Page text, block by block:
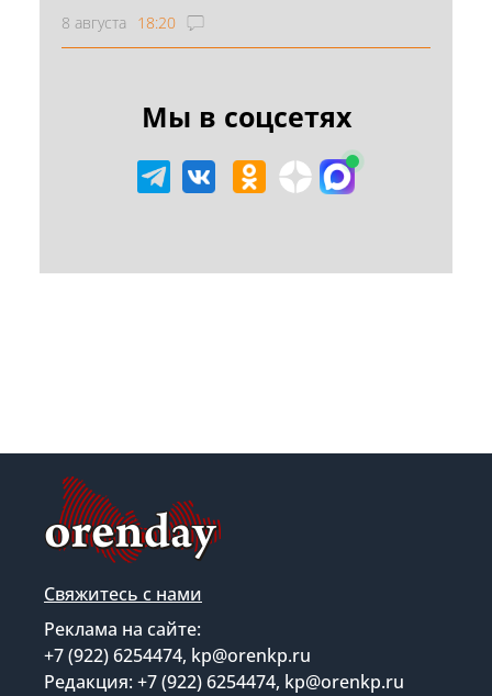
8 августа 18:20
Мы в соцсетях
Свяжитесь с нами
Реклама на сайте:
+7 (922) 6254474, kp@orenkp.ru
Редакция: +7 (922) 6254474, kp@orenkp.ru